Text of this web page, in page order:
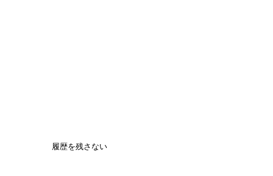
履歴を残さない